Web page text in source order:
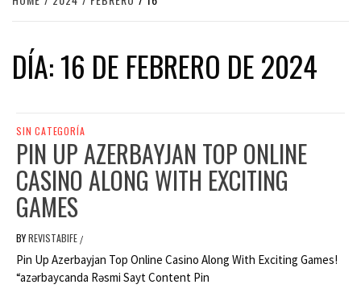
DÍA:16 DE FEBRERO DE 2024
SIN CATEGORÍA
PIN UP AZERBAYJAN TOP ONLINE
CASINO ALONG WITH EXCITING
GAMES
BYREVISTABIFE /
Pin Up Azerbayjan Top Online Casino Along With Exciting Games!
“azərbaycanda Rəsmi Sayt Content Pin